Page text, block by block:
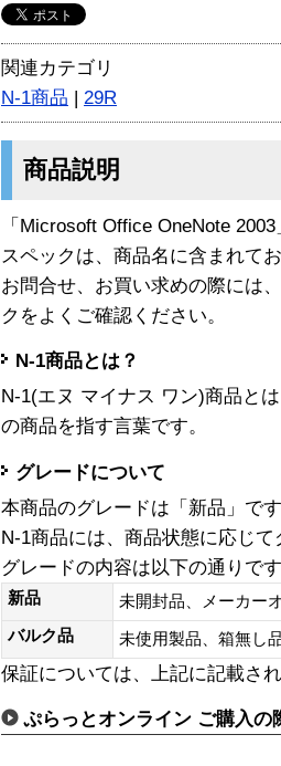
関連カテゴリ
N-1商品 | 29R
商品説明
「Microsoft Office OneNote
スペックは、商品名に含まれて
お問合せ、お買い求めの際には
クをよくご確認ください。
N-1商品とは？
N-1(エヌ マイナス ワン)商品と
の商品を指す言葉です。
グレードについて
本商品のグレードは「新品」です
N-1商品には、商品状態に応じ
グレードの内容は以下の通りで
新品
未開封品、メーカー
バルク品
未使用製品、箱無
保証については、上記に記載さ
ぷらっとオンライン ご購入の